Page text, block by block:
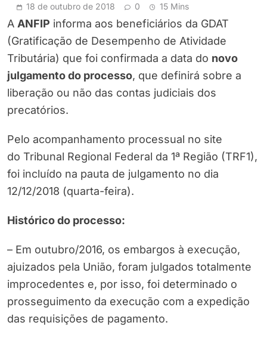
18 de outubro de 2018 0 15 Mins
A ANFIP informa aos beneficiários da GDAT
(Gratificação de Desempenho de Atividade
Tributária) que foi confirmada a data do novo
julgamento do processo, que definirá sobre a
liberação ou não das contas judiciais dos
precatórios.
Pelo acompanhamento processual no site
do Tribunal Regional Federal da 1ª Região (TRF1),
foi incluído na pauta de julgamento no dia
12/12/2018 (quarta-feira).
Histórico do processo:
– Em outubro/2016, os embargos à execução,
ajuizados pela União, foram julgados totalmente
improcedentes e, por isso, foi determinado o
prosseguimento da execução com a expedição
das requisições de pagamento.